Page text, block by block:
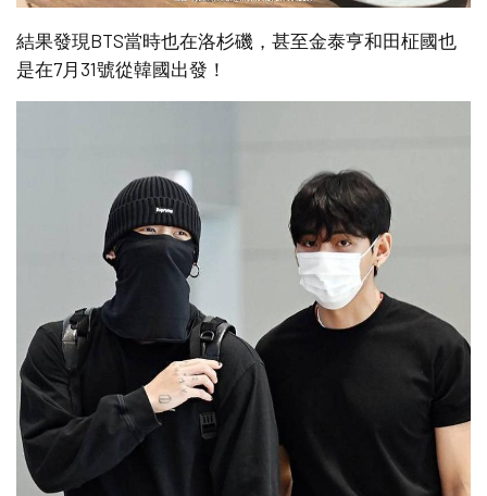
結果發現BTS當時也在洛杉磯，甚至金泰亨和田柾國也
是在7月31號從韓國出發！